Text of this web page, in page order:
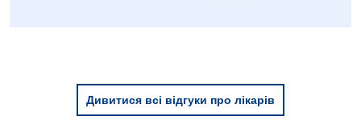
Дивитися всі відгуки про лікарів